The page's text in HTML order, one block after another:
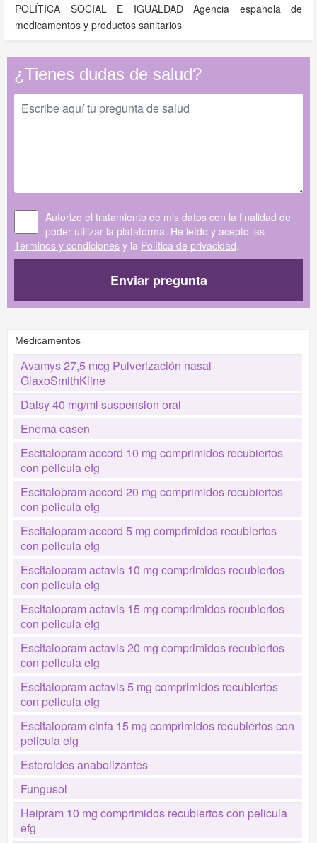
POLÍTICA SOCIAL E IGUALDAD Agencia española de
medicamentos y productos sanitarios
¿Tienes dudas de salud?
Autorizo el tratamiento de mis datos con la finalidad de
poder utilizar la plataforma. He leído y acepto las
Términos y condiciones y la Política de privacidad.
Enviar pregunta
Medicamentos
Avamys 27,5 mcg Pulverización nasal
GlaxoSmithKline
Dalsy 40 mg/ml suspension oral
Enema casen
Escitalopram accord 10 mg comprimidos recubiertos
con pelicula efg
Escitalopram accord 20 mg comprimidos recubiertos
con pelicula efg
Escitalopram accord 5 mg comprimidos recubiertos
con pelicula efg
Escitalopram actavis 10 mg comprimidos recubiertos
con pelicula efg
Escitalopram actavis 15 mg comprimidos recubiertos
con pelicula efg
Escitalopram actavis 20 mg comprimidos recubiertos
con pelicula efg
Escitalopram actavis 5 mg comprimidos recubiertos
con pelicula efg
Escitalopram cinfa 15 mg comprimidos recubiertos con
pelicula efg
Esteroides anabolizantes
Fungusol
Heipram 10 mg comprimidos recubiertos con pelicula
efg